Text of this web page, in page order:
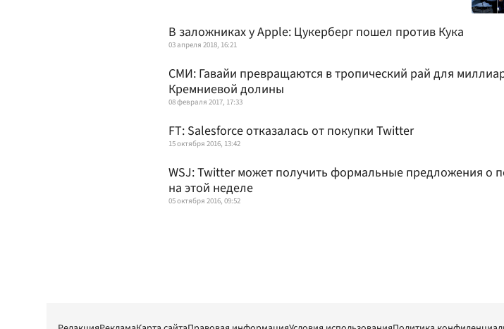
В заложниках у Apple: Цукерберг пошел против Кука
03 апреля 2018, 16:21
СМИ: Гавайи превращаются в тропический рай для
Кремниевой долины
08 февраля 2017, 17:33
FT: Salesforce отказалась от покупки Twitter
15 октября 2016, 13:42
WSJ: Twitter может получить формальные предложения о
на этой неделе
05 октября 2016, 09:52